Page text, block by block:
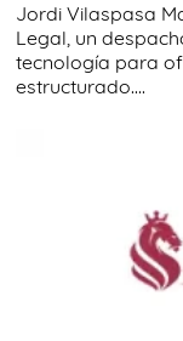
Jordi Vilaspasa
Legal, un
tecnología para
estructurado....